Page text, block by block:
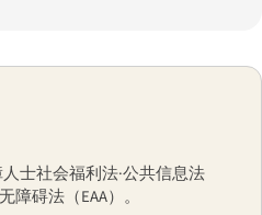
士社会福利法·公共信息法
障碍法（EAA）。